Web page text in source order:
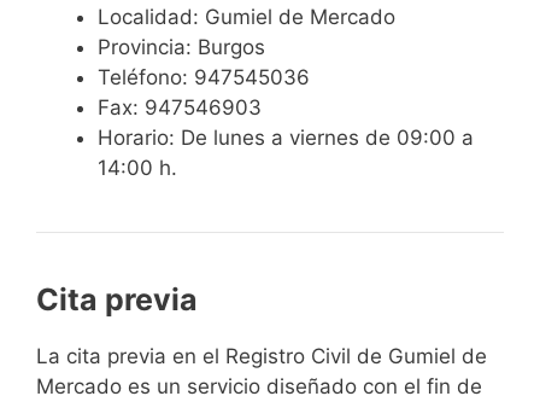
Localidad: Gumiel de Mercado
Provincia: Burgos
Teléfono: 947545036
Fax: 947546903
Horario: De lunes a viernes de 09:00 a
14:00 h.
Cita previa
​​​​​​​​​​​​​​​​​​​​​​​​​​​​La cita previa en el Registro Civil de Gumiel de
Mercado es un servicio diseñado con el fin de